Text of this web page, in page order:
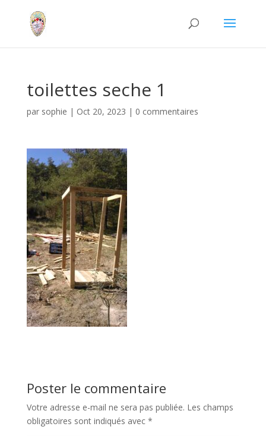
toilettes seche 1
par sophie | Oct 20, 2023 | 0 commentaires
Poster le commentaire
Votre adresse e-mail ne sera pas publiée. Les champs
obligatoires sont indiqués avec *